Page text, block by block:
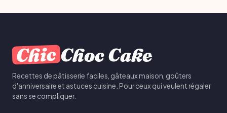
Chic Choc Cake
Recettes de pâtisserie faciles, gâteaux maison, goûters
d'anniversaire et astuces cuisine. Pour ceux qui veulent régaler
sans se compliquer.